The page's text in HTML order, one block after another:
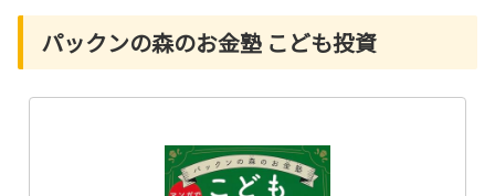
パックンの森のお金塾 こども投資